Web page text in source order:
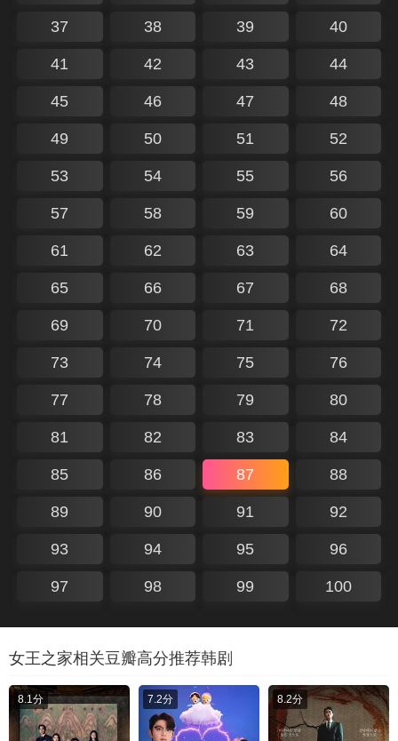
37 38 39 40
41 42 43 44
45 46 47 48
49 50 51 52
53 54 55 56
57 58 59 60
61 62 63 64
65 66 67 68
69 70 71 72
73 74 75 76
77 78 79 80
81 82 83 84
85 86 87 88
89 90 91 92
93 94 95 96
97 98 99 100
女王之家相关豆瓣高分推荐韩剧
8.1分 7.2分 8.2分